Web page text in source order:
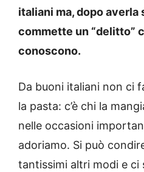
italiani ma, dopo averla
commette un “delitto”
conoscono.
Da buoni italiani non ci
la pasta: c’è chi la
nelle occasioni
adoriamo. Si può
tantissimi altri modi e